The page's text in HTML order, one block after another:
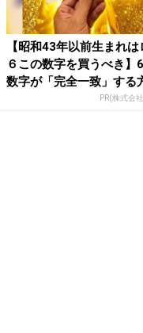
【昭和43年以前生まれは
６この数字を買うべき】
数字が「完全一致」する
PR(株式会